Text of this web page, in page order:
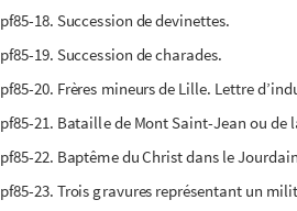
pf85-18. Succession de devinettes.
pf85-19. Succession de charades.
pf85-20. Frères mineurs de Lille. Lettre
pf85-21. Bataille de Mont Saint-Jean ou de
pf85-22. Baptême du Christ dans le
pf85-23. Trois gravures représentant un